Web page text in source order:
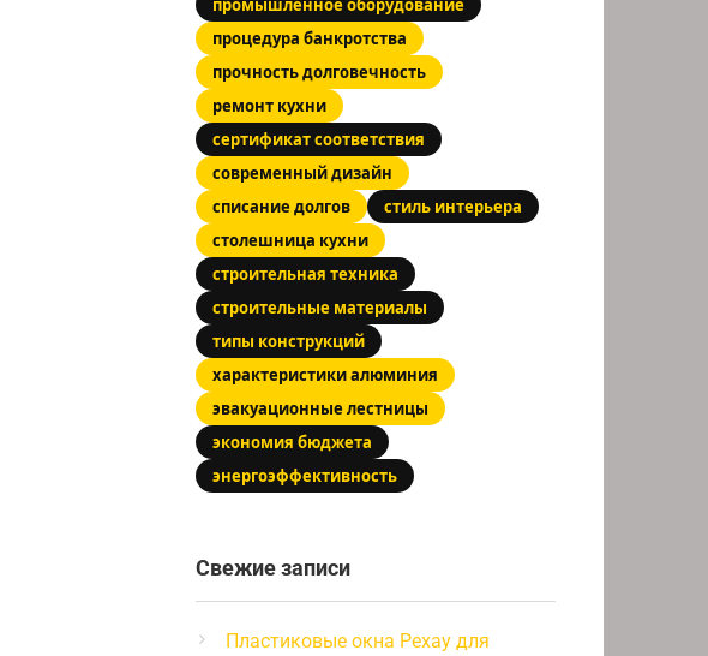
промышленное оборудование
процедура банкротства
прочность долговечность
ремонт кухни
сертификат соответствия
современный дизайн
списание долгов
стиль интерьера
столешница кухни
строительная техника
строительные материалы
типы конструкций
характеристики алюминия
эвакуационные лестницы
экономия бюджета
энергоэффективность
Свежие записи
Пластиковые окна Рехау для